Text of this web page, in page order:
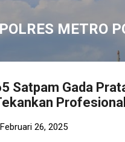
POLRES METRO
Satpam Gada
Februari 26, 2025